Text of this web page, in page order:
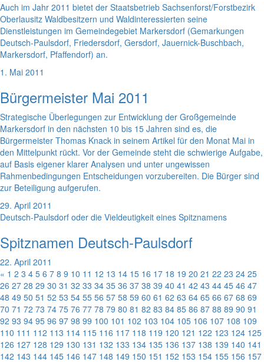
Auch im Jahr 2011 bietet der Staatsbetrieb Sachsenforst/Forstbezirk
Oberlausitz Waldbesitzern und Waldinteressierten seine
Dienstleistungen im Gemeindegebiet Markersdorf (Gemarkungen
Deutsch-Paulsdorf, Friedersdorf, Gersdorf, Jauernick-Buschbach,
Markersdorf, Pfaffendorf) an.
1. Mai 2011
Bürgermeister Mai 2011
Strategische Überlegungen zur Entwicklung der Großgemeinde
Markersdorf in den nächsten 10 bis 15 Jahren sind es, die
Bürgermeister Thomas Knack in seinem Artikel für den Monat Mai in
den Mittelpunkt rückt. Vor der Gemeinde steht die schwierige Aufgabe,
auf Basis eigener klarer Analysen und unter ungewissen
Rahmenbedingungen Entscheidungen vorzubereiten. Die Bürger sind
zur Beteiligung aufgerufen.
29. April 2011
Deutsch-Paulsdorf oder die Vieldeutigkeit eines Spitznamens
Spitznamen Deutsch-Paulsdorf
22. April 2011
« 1 2 3 4 5 6 7 8 9 10 11 12 13 14 15 16 17 18 19 20 21 22 23 24 25
26 27 28 29 30 31 32 33 34 35 36 37 38 39 40 41 42 43 44 45 46 47
48 49 50 51 52 53 54 55 56 57 58 59 60 61 62 63 64 65 66 67 68 69
70 71 72 73 74 75 76 77 78 79 80 81 82 83 84 85 86 87 88 89 90 91
92 93 94 95 96 97 98 99 100 101 102 103 104 105 106 107 108 109
110 111 112 113 114 115 116 117 118 119 120 121 122 123 124 125
126 127 128 129 130 131 132 133 134 135 136 137 138 139 140 141
142 143 144 145 146 147 148 149 150 151 152 153 154 155 156 157